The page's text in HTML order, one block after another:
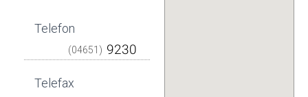
Telefon
(04651)
Telefax